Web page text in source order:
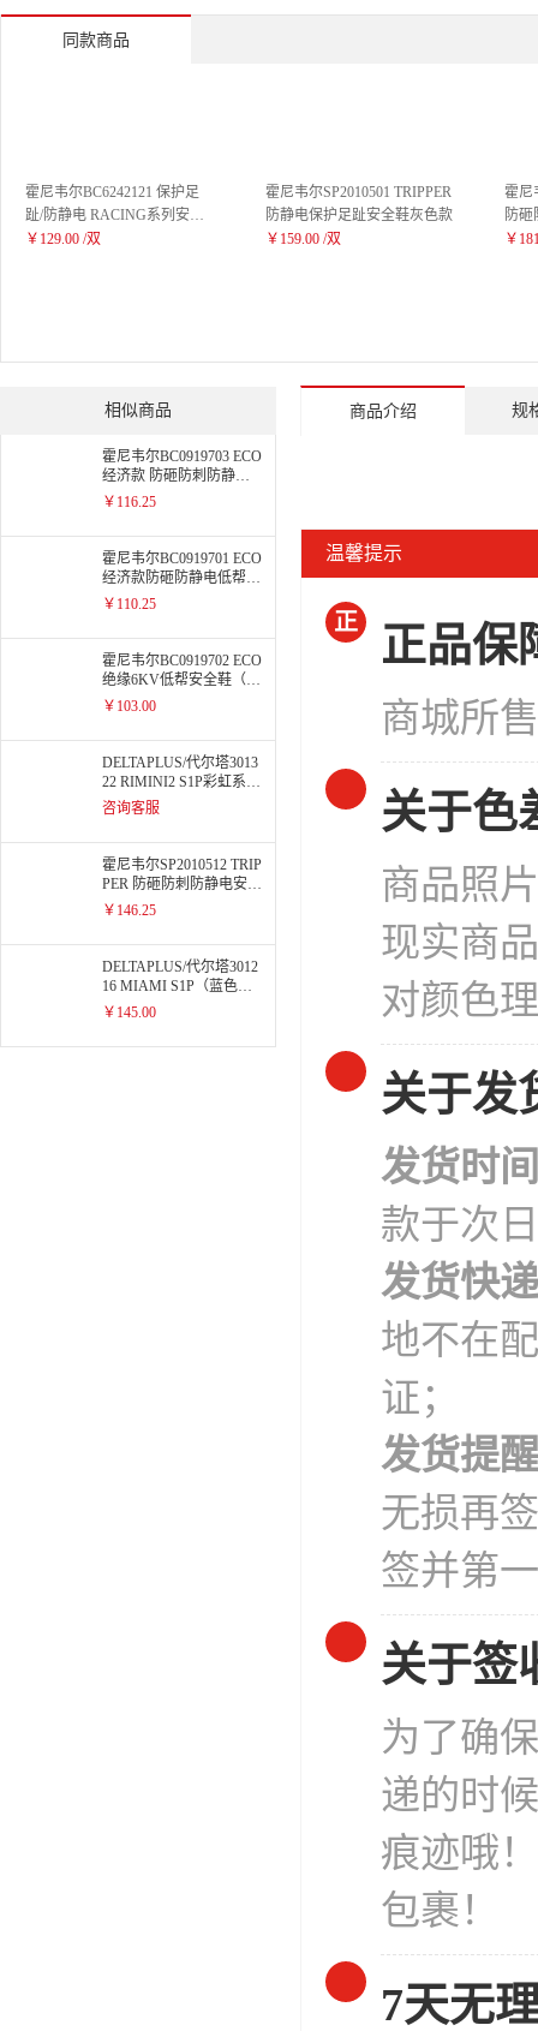
同款商品
霍尼韦尔BC6242121 保护足
趾/防静电 RACING系列安全
鞋35
￥129.00 /双
霍尼韦尔SP2010501 TRIPPER
防静电保护足趾安全鞋灰色款
￥159.00 /双
霍尼
防砸
￥
相似商品
霍尼韦尔BC0919703 ECO
经济款 防砸防刺防静电
低帮安全鞋
￥116.25
霍尼韦尔BC0919701 ECO
经济款防砸防静电低帮安
全鞋
￥110.25
霍尼韦尔BC0919702 ECO
绝缘6KV低帮安全鞋（20
20）
￥103.00
DELTAPLUS/代尔塔3013
22 RIMINI2 S1P彩虹系列
安全鞋 灰蓝（升级为301
232）
咨询客服
霍尼韦尔SP2010512 TRIP
PER 防砸防刺防静电安全
鞋红色
￥146.25
DELTAPLUS/代尔塔3012
16 MIAMI S1P（蓝色）
松紧系列安全鞋
￥145.00
商品介绍 规
温馨提示
正 正品保
商城所
关于色
商品照
现实商
对颜色
关于发
发货时间
款于次
发货快递
地不在
证；
发货提醒
无损再
签并第
关于签
为了确
递的时
痕迹哦
包裹！
7天无